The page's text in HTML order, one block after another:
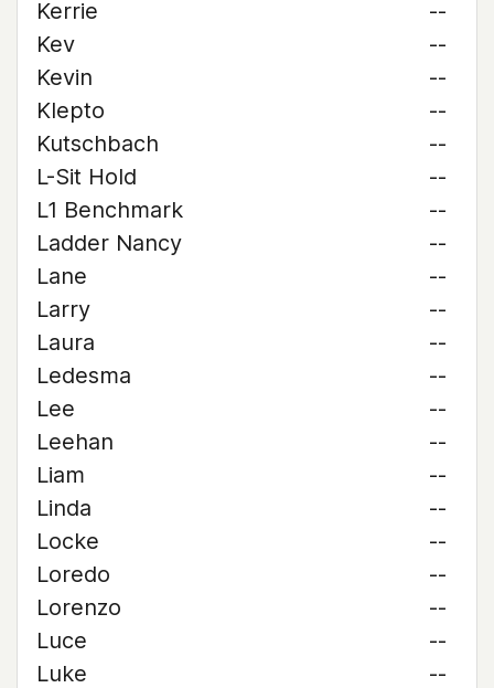
Kerrie
--
Kev
--
Kevin
--
Klepto
--
Kutschbach
--
L-Sit Hold
--
L1 Benchmark
--
Ladder Nancy
--
Lane
--
Larry
--
Laura
--
Ledesma
--
Lee
--
Leehan
--
Liam
--
Linda
--
Locke
--
Loredo
--
Lorenzo
--
Luce
--
Luke
--